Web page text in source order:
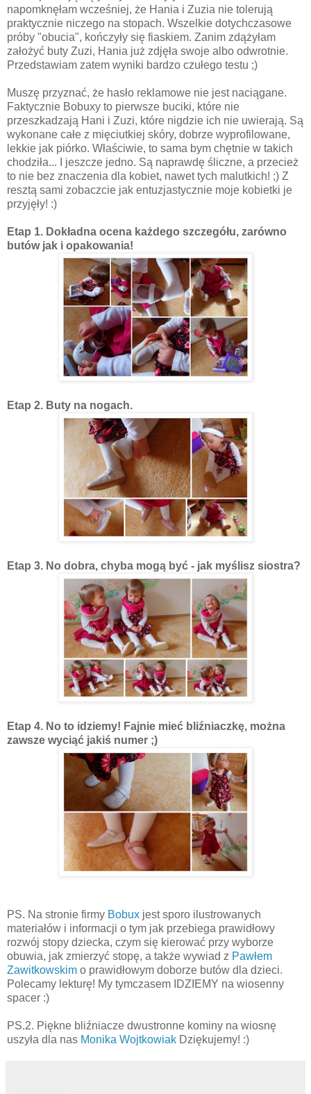
napomknęłam wcześniej, że Hania i Zuzia nie tolerują
praktycznie niczego na stopach. Wszelkie dotychczasowe
próby "obucia", kończyły się fiaskiem. Zanim zdążyłam
założyć buty Zuzi, Hania już zdjęła swoje albo odwrotnie.
Przedstawiam zatem wyniki bardzo czułego testu ;)
Muszę przyznać, że hasło reklamowe nie jest naciągane.
Faktycznie Bobuxy to pierwsze buciki, które nie
przeszkadzają Hani i Zuzi, które nigdzie ich nie uwierają. Są
wykonane całe z mięciutkiej skóry, dobrze wyprofilowane,
lekkie jak piórko. Właściwie, to sama bym chętnie w takich
chodziła... I jeszcze jedno. Są naprawdę śliczne, a przecież
to nie bez znaczenia dla kobiet, nawet tych malutkich! ;) Z
resztą sami zobaczcie jak entuzjastycznie moje kobietki je
przyjęły! :)
Etap 1. Dokładna ocena każdego szczegółu, zarówno
butów jak i opakowania!
Etap 2. Buty na nogach.
Etap 3. No dobra, chyba mogą być - jak myślisz siostra?
Etap 4. No to idziemy! Fajnie mieć bliźniaczkę, można
zawsze wyciąć jakiś numer ;)
PS. Na stronie firmy Bobux jest sporo ilustrowanych
materiałów i informacji o tym jak przebiega prawidłowy
rozwój stopy dziecka, czym się kierować przy wyborze
obuwia, jak zmierzyć stopę, a także wywiad z Pawłem
Zawitkowskim o prawidłowym doborze butów dla dzieci.
Polecamy lekturę! My tymczasem IDZIEMY na wiosenny
spacer :)
PS.2. Piękne bliźniacze dwustronne kominy na wiosnę
uszyła dla nas Monika Wojtkowiak Dziękujemy! :)